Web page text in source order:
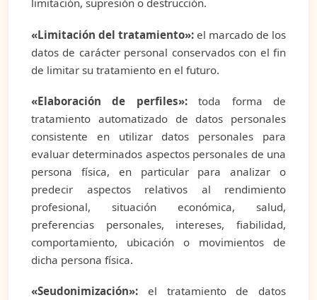
limitación, supresión o destrucción.
«Limitación del tratamiento»: el marcado de los
datos de carácter personal conservados con el fin
de limitar su tratamiento en el futuro.
«Elaboración de perfiles»:toda forma de
tratamiento automatizado de datos personales
consistente en utilizar datos personales para
evaluar determinados aspectos personales de una
persona física, en particular para analizar o
predecir aspectos relativos al rendimiento
profesional, situación económica, salud,
preferencias personales, intereses, fiabilidad,
comportamiento, ubicación o movimientos de
dicha persona física.
«Seudonimización»: el tratamiento de datos